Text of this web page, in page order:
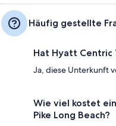
Häufig gestellte
Hat Hyatt Centric
Ja, diese Unterkunft
Wie viel kostet
Pike Long Beach?